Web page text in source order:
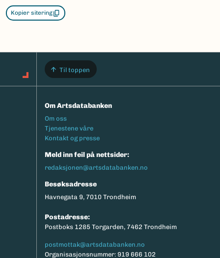
Kopier sitering
Til toppen
Om Artsdatabanken
Footermeny
Om oss
Tjenestene våre
Kontakt og presse
Meld inn feil på nettsider:
redaksjonen@artsdatabanken.no
Besøksadresse
Havnegata 9, 7010 Trondheim
Postadresse:
Postboks 1285 Torgarden, 7462 Trondheim
postmottak@artsdatabanken.no
Organisasjonsnummer: 919 666 102